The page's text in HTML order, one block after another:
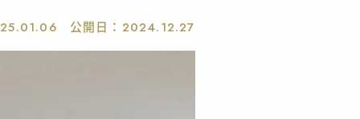
公開日： 2024.12.27